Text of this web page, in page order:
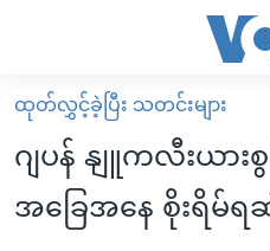
လွယ်ကူ
စေ
မူလစာမျက်နှာ
မြန်မာ
ကမ္ဘာ့သတင်းများ
ထုတ်လွှင့်ခဲ့ပြီး သတင်းများ
ဂျပန် နျူကလီးယာ
အခြေအနေ စိုးရိမ်ရ